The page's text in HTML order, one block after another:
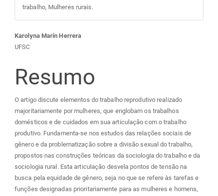
trabalho, Mulheres rurais.
Conteúdo
do
artigo
principal
Karolyna Marin Herrera
UFSC
Resumo
O artigo discute elementos do trabalho reprodutivo realizado
majoritariamente por mulheres, que englobam os trabalhos
domésticos e de cuidados em sua articulação com o trabalho
produtivo. Fundamenta-se nos estudos das relações sociais de
gênero e da problematização sobre a divisão sexual do trabalho,
propostos nas construções teóricas da sociologia do trabalho e da
sociologia rural. Esta articulação desvela pontos de tensão na
busca pela equidade de gênero, seja no que se refere às tarefas e
funções designadas prioritariamente para as mulheres e homens,